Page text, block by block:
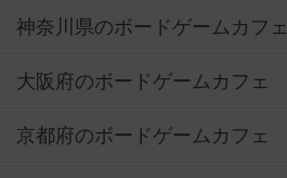
神奈川県のボードゲームカフェ
大阪府のボードゲームカフェ
京都府のボードゲームカフェ